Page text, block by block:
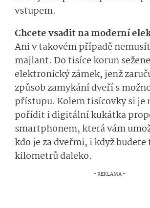
vstupem.
Chcete vsadit na moderní
Ani v takovém případě
majlant. Do tisíce korun
elektronický zámek, jenž
způsob zamykání dveří s
přístupu. Kolem tisícovky si je
pořídit i digitální kukátka p
smartphonem, kterávám
kdo je za dveřmi, i když
kilometrů daleko.